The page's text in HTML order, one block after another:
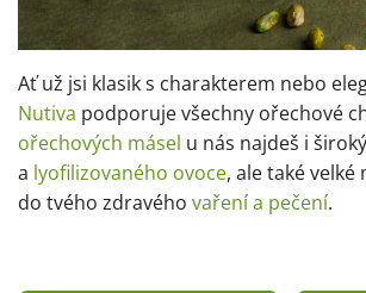
Ať už jsi klasik s charakterem nebo
Nutiva podporuje všechny ořechové
ořechových másel u nás najdeš i
a lyofilizovaného ovoce, ale také
do tvého zdravého vaření a pečení.